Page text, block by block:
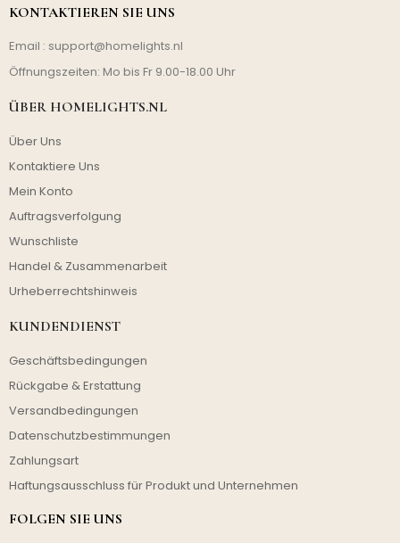
KONTAKTIEREN SIE UNS
Email : support@homelights.nl
Öffnungszeiten: Mo bis Fr 9.00-18.00 Uhr
ÜBER HOMELIGHTS.NL
Über Uns
Kontaktiere Uns
Mein Konto
Auftragsverfolgung
Wunschliste
Handel & Zusammenarbeit
Urheberrechtshinweis
KUNDENDIENST
Geschäftsbedingungen
Rückgabe & Erstattung
Versandbedingungen
Datenschutzbestimmungen
Zahlungsart
Haftungsausschluss für Produkt und Unternehmen
FOLGEN SIE UNS